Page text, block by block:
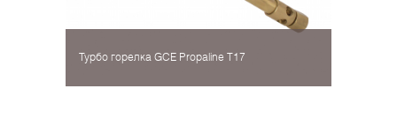
Турбо горелка GCE Propaline Т17